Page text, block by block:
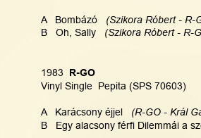
A   Bombázó
(Szikora Róbert - R-
B   Oh, Sally
(Szikora Róbert - R-
1983
  R-GO
Vinyl Single  Pepita (SPS 70603)
A   Karácsony éjjel
(R-GO - Král
B   Egy alacsony férfi Dilemmái a